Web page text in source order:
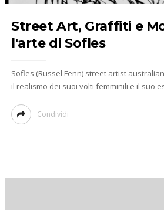
Street Art, Graffiti e
l'arte di Sofles
Sofles (Russel Fenn) street artist
il realismo dei suoi volti femminili e il suo
Condividi